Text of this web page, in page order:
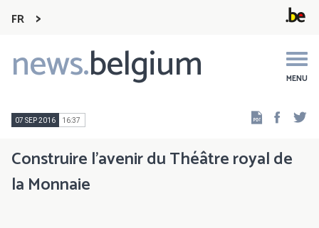
FR
news.belgium MENU
Main
navigation
07 SEP 2016 16:37
Construire l’avenir du Théâtre royal de
la Monnaie